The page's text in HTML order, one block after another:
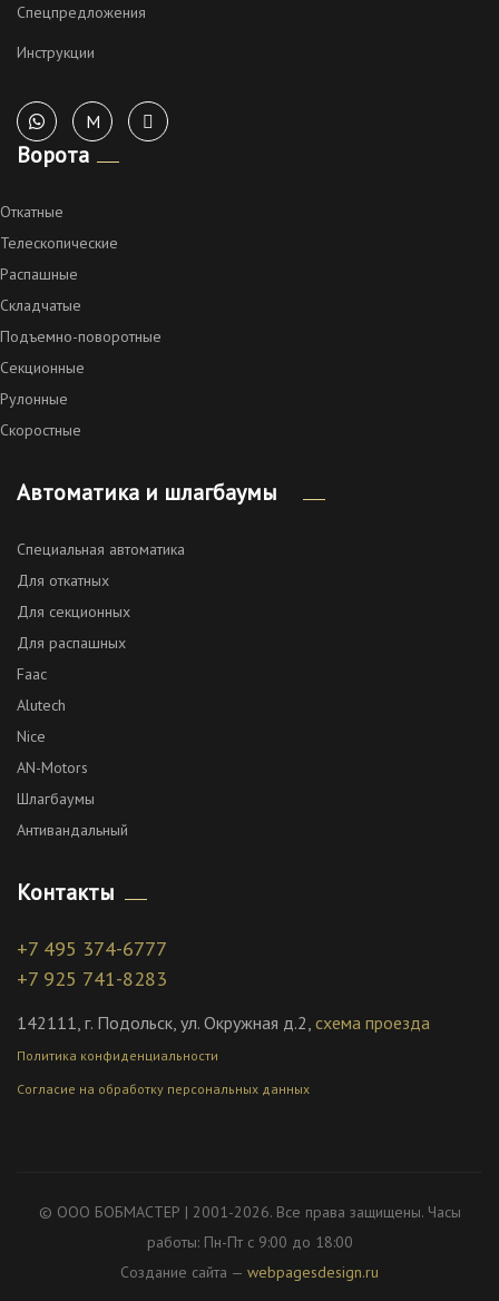
Спецпредложения
Инструкции
M
Ворота
Откатные
Телескопические
Распашные
Складчатые
Подъемно-поворотные
Секционные
Рулонные
Скоростные
Автоматика и шлагбаумы
Специальная автоматика
Для откатных
Для секционных
Для распашных
Faac
Alutech
Nice
AN-Motors
Шлагбаумы
Антивандальный
Контакты
+7 495 374-6777
+7 925 741-8283
142111, г. Подольск, ул. Окружная д.2, схема проезда
Политика конфиденциальности
Согласие на обработку персональных данных
© ООО БОБМАСТЕР | 2001-2026. Все права защищены. Часы
работы: Пн-Пт с 9:00 до 18:00
Создание сайта — webpagesdesign.ru